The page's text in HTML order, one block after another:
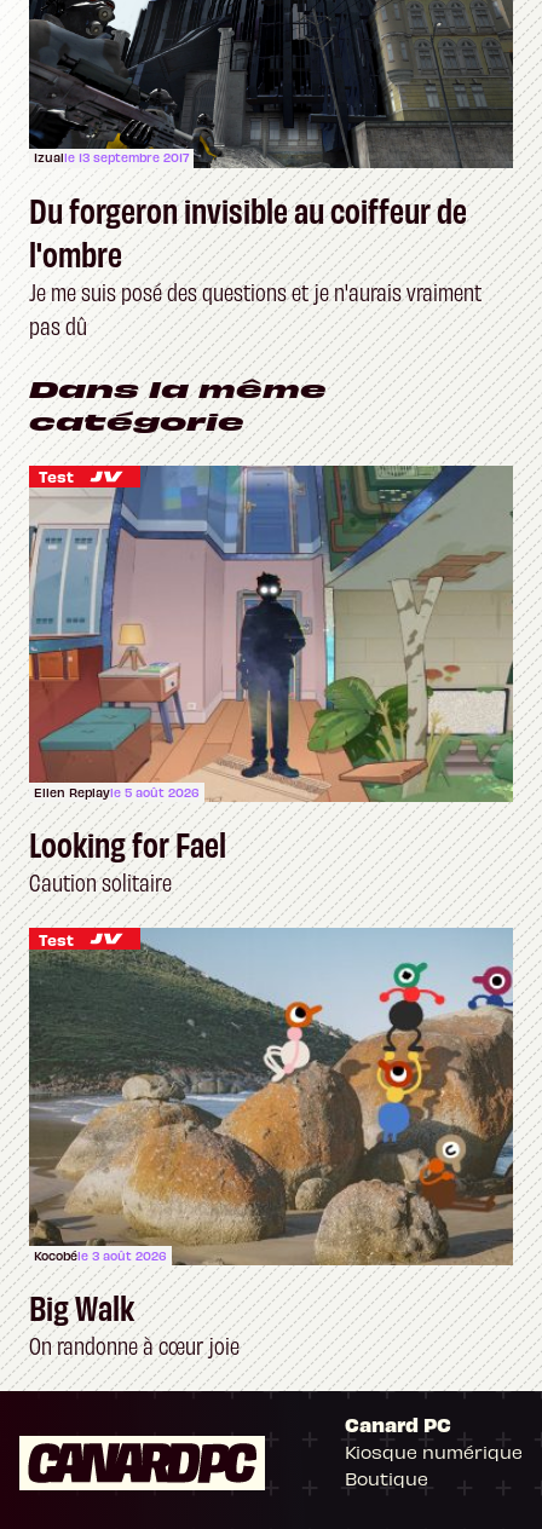
Izualle 13 septembre 2017
Du forgeron invisible au coiffeur de
l'ombre
Je me suis posé des questions et je n'aurais vraiment
pas dû
Dans la même
catégorie
Test
Ellen Replayle 5 août 2026
Looking for Fael
Caution solitaire
Test
Kocobéle 3 août 2026
Big Walk
On randonne à cœur joie
Canard PC
Kiosque numérique
Boutique